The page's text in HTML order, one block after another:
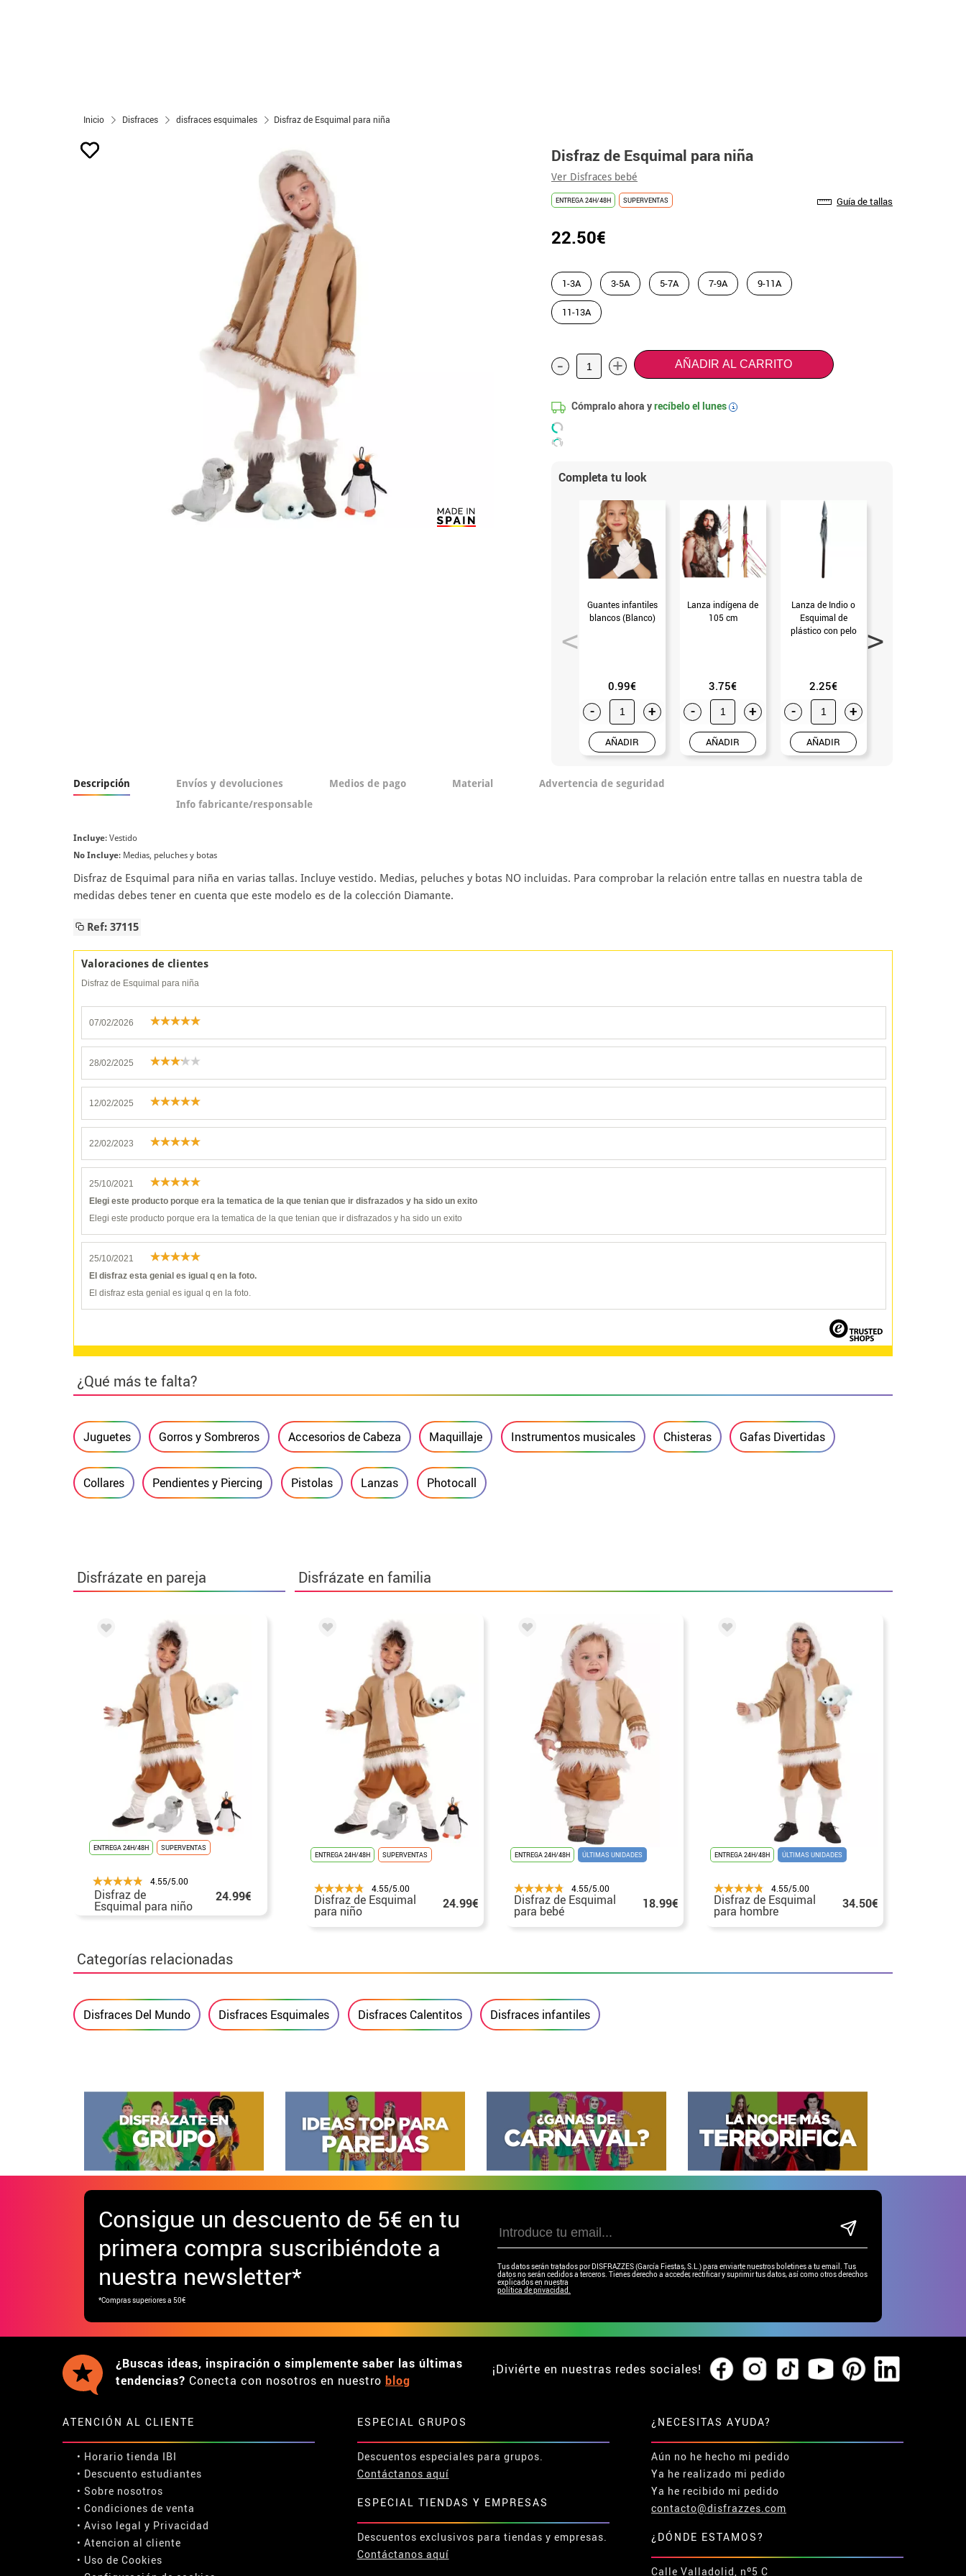
Inicio Disfraces disfraces esquimales Disfraz de Esquimal para niña
Disfraz de Esquimal para niña
Ver Disfraces bebé
ENTREGA 24H/48H SUPERVENTAS Guía de tallas
22.50€
1-3A 3-5A 5-7A 7-9A 9-11A
11-13A
- + AÑADIR AL CARRITO
Cómpralo ahora yrecíbelo el lunes i
Completa tu look
Guantes infantiles
blancos (Blanco)
0.99€
- +
AÑADIR
Lanza indígena de
105 cm
3.75€
- +
AÑADIR
Lanza de Indio o
Esquimal de
plástico con pelo
2.25€
- +
AÑADIR
Descripción Envíos y devoluciones Medios de pago Material
Advertencia de seguridad
Info fabricante/responsable
Incluye: Vestido
No Incluye: Medias, peluches y botas
Disfraz de Esquimal para niña en varias tallas. Incluye vestido. Medias, peluches y botas NO incluidas. Para comprobar la relación entre tallas en nuestra tabla de
medidas debes tener en cuenta que este modelo es de la colección Diamante.
Ref: 37115
Valoraciones de clientes
Disfraz de Esquimal para niña
07/02/2026
28/02/2025
12/02/2025
22/02/2023
25/10/2021
Elegi este producto porque era la tematica de la que tenian que ir disfrazados y ha sido un exito
Elegi este producto porque era la tematica de la que tenian que ir disfrazados y ha sido un exito
25/10/2021
El disfraz esta genial es igual q en la foto.
El disfraz esta genial es igual q en la foto.
¿Qué más te falta?
Juguetes Gorros y Sombreros Accesorios de Cabeza Maquillaje Instrumentos musicales Chisteras Gafas Divertidas
Collares Pendientes y Piercing Pistolas Lanzas Photocall
Disfrázate en pareja
ENTREGA 24H/48H SUPERVENTAS
4.55/5.00
Disfraz de
Esquimal para niño
24.99€
Disfrázate en familia
ENTREGA 24H/48H SUPERVENTAS
4.55/5.00
Disfraz de Esquimal
para niño 24.99€
ENTREGA 24H/48H ÚLTIMAS UNIDADES
4.55/5.00
Disfraz de Esquimal
para bebé 18.99€
ENTREGA 24H/48H ÚLTIMAS UNIDADES
4.55/5.00
Disfraz de Esquimal
para hombre 34.50€
Categorías relacionadas
Disfraces Del Mundo Disfraces Esquimales Disfraces Calentitos Disfraces infantiles
Consigue un descuento de 5€ en tu
primera compra suscribiéndote a
nuestra newsletter*
*Compras superiores a 50€
Tus datos serán tratados por DISFRAZZES (García Fiestas, S.L.) para enviarte nuestros boletines a tu email. Tus
datos no serán cedidos a terceros. Tienes derecho a acceder, rectificar y suprimir tus datos, así como otros derechos
explicados en nuestra
política de privacidad.
¿Buscas ideas, inspiración o simplemente saber las últimas
tendencias? Conecta con nosotros en nuestro blog
¡Diviérte en nuestras redes sociales!
ATENCIÓN AL CLIENTE
• Horario tienda IBI
• Descuento estudiantes
• Sobre nosotros
• Condiciones de venta
• Aviso legal y Privacidad
• Atencion al cliente
• Uso de Cookies
ESPECIAL GRUPOS
Descuentos especiales para grupos.
Contáctanos aquí
ESPECIAL TIENDAS Y EMPRESAS
Descuentos exclusivos para tiendas y empresas.
Contáctanos aquí
¿NECESITAS AYUDA?
Aún no he hecho mi pedido
Ya he realizado mi pedido
Ya he recibido mi pedido
contacto@disfrazzes.com
¿DÓNDE ESTAMOS?
Calle Valladolid, nº5 C